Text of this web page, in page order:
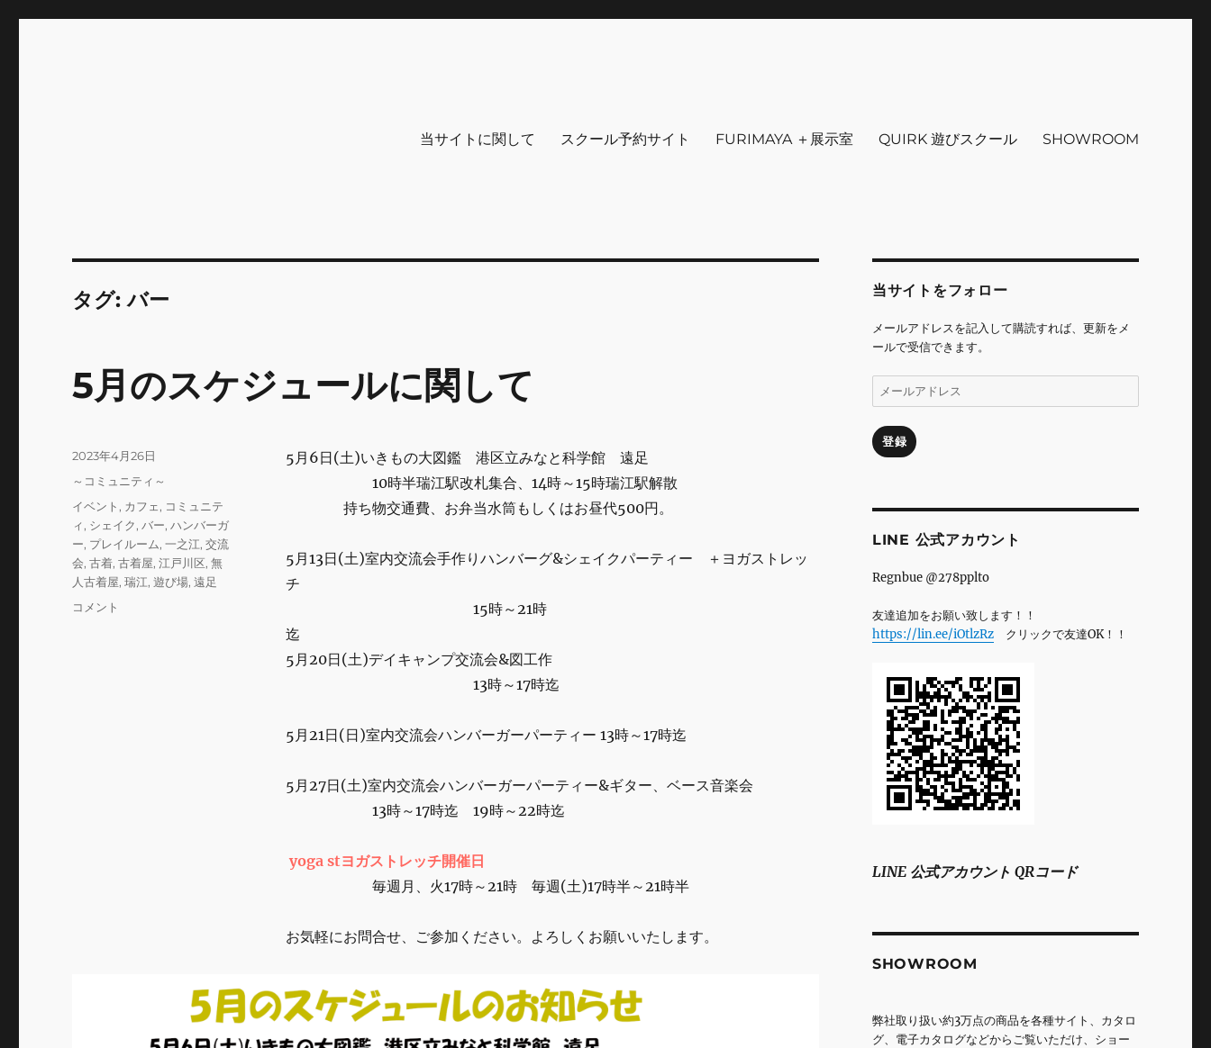
当サイトに関して スクール予約サイト FURIMAYA ＋展示室 QUIRK 遊びスクール SHOWROOM
タグ:バー
5月のスケジュールに関して
5月6日(土)いきもの大図鑑 港区立みなと科学館 遠足
10時半瑞江駅改札集合、14時～15時瑞江駅解散
持ち物交通費、お弁当水筒もしくはお昼代500円。
5月13日(土)室内交流会手作りハンバーグ&シェイクパーティー ＋ヨガストレッ
チ
15時～21時
迄
5月20日(土)デイキャンプ交流会&図工作
13時～17時迄
5月21日(日)室内交流会ハンバーガーパーティー 13時～17時迄
5月27日(土)室内交流会ハンバーガーパーティー&ギター、ベース音楽会
13時～17時迄 19時～22時迄
yoga stヨガストレッチ開催日
毎週月、火17時～21時 毎週(土)17時半～21時半
お気軽にお問合せ、ご参加ください。よろしくお願いいたします。
投
2023年4月26日
カ
テ
ー
～コミュニティ～
タ
グ
イベント , カフェ, コミュニテ
ィ, シェイク, バー,ハンバーガ
ー, プレイルーム,一之江,交流
会,古着,古着屋,江戸川区,無
人古着屋,瑞江,遊び場,遠足
5
コメント
当サイトをフォロー
メールアドレスを記入して購読すれば、更新をメ
ールで受信できます。
ー
ア
ド
登録
LINE 公式アカウント
Regnbue @278pplto
友達追加をお願い致します！！
https://lin.ee/iOtlzRzクリックで友達OK！！
LINE 公式アカウント QRコード
SHOWROOM
弊社取り扱い約3万点の商品を各種サイト、カタロ
グ、電子カタログなどからご覧いただけ、ショー